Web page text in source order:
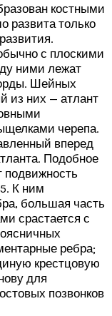
костными
развита только
с плоскими
ними лежат
Шейных
из них — атлант
черепа.
вперед
Подобное
подвижность
К ним
большая часть
срастается с
ребра;
крестцовую
для
позвонков